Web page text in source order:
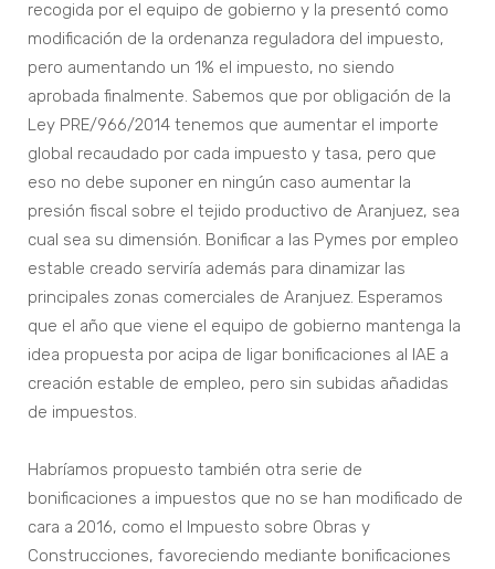
recogida por el equipo de gobierno y la presentó como
modificación de la ordenanza reguladora del impuesto,
pero aumentando un 1% el impuesto, no siendo
aprobada finalmente. Sabemos que por obligación de la
Ley PRE/966/2014 tenemos que aumentar el importe
global recaudado por cada impuesto y tasa, pero que
eso no debe suponer en ningún caso aumentar la
presión fiscal sobre el tejido productivo de Aranjuez, sea
cual sea su dimensión. Bonificar a las Pymes por empleo
estable creado serviría además para dinamizar las
principales zonas comerciales de Aranjuez. Esperamos
que el año que viene el equipo de gobierno mantenga la
idea propuesta por acipa de ligar bonificaciones al IAE a
creación estable de empleo, pero sin subidas añadidas
de impuestos.
Habríamos propuesto también otra serie de
bonificaciones a impuestos que no se han modificado de
cara a 2016, como el Impuesto sobre Obras y
Construcciones, favoreciendo mediante bonificaciones